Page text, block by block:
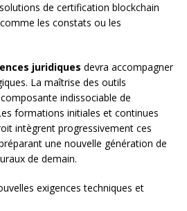
de certification blockchain
les constats ou les
juridiques devra accompagner
La maîtrise des outils
indissociable de
formations initiales et continues
intègrent progressivement ces
une nouvelle génération de
de demain.
exigences techniques et